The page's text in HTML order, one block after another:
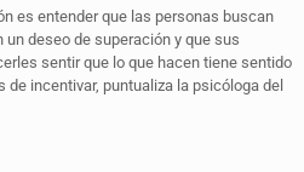
es entender que las personas buscan
deseo de superación y que sus
sentir que lo que hacen tiene sentido
incentivar, puntualiza la psicóloga del